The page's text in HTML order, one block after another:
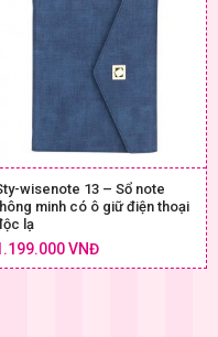
wisenote 13 – Sổ note
minh có ô giữ điện thoại
lạ
VNĐ